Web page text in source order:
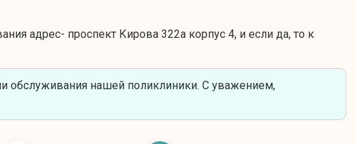
адрес- проспект Кирова 322а корпус 4, и если да, то к
обслуживания нашей поликлиники. С уважением,